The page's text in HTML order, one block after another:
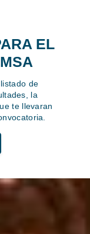
EL
de
la
te llevaran